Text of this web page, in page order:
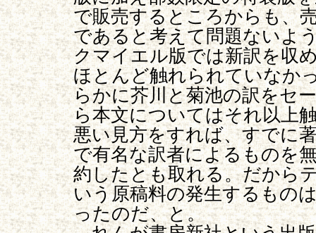
で販売するところからも、
であると考えて問題ないよ
クマイエル版では新訳を収
ほとんど触れられていなか
らかに芥川と菊池の訳をセ
ら本文についてはそれ以上
悪い見方をすれば、すでに
で有名な訳者によるものを
約したとも取れる。だから
いう原稿料の発生するもの
ったのだ、と。